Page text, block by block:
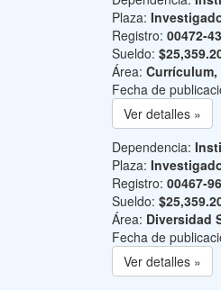
Plaza:
Registro: 00472-43
Sueldo:
Área:
Fecha de
Ver detalles »
Dependencia:
Plaza:
Registro: 00467-96
Sueldo:
Área: Diversidad
Fecha de
Ver detalles »